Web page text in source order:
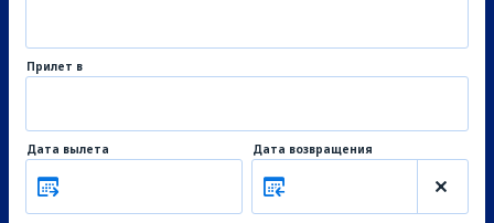
Прилет в
Дата вылета Дата возвращения